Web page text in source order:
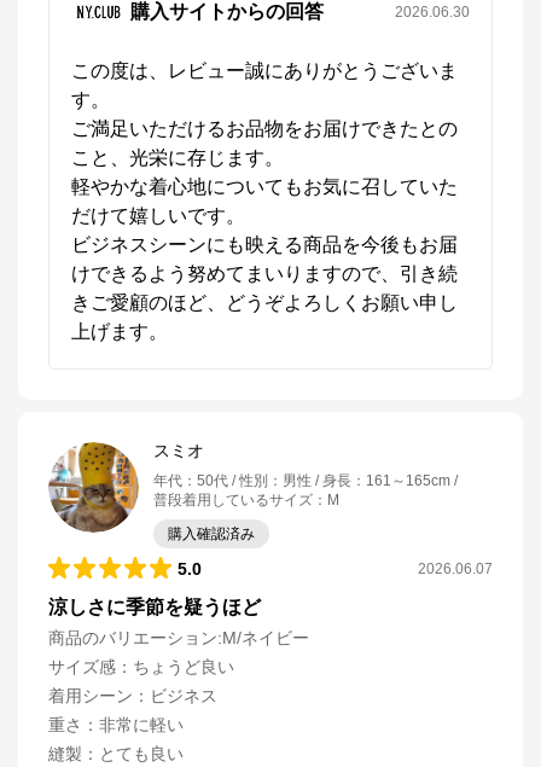
購入サイトからの回答 2026.06.30
この度は、レビュー誠にありがとうございま
す。
ご満足いただけるお品物をお届けできたとの
こと、光栄に存じます。
軽やかな着心地についてもお気に召していた
だけて嬉しいです。
ビジネスシーンにも映える商品を今後もお届
けできるよう努めてまいりますので、引き続
きご愛顧のほど、どうぞよろしくお願い申し
上げます。
スミオ
年代 ： 50代 性別 ： 男性 身長 ： 161～165cm
普段着用しているサイズ ： M
購入確認済み
5.0 2026.06.07
涼しさに季節を疑うほど
商品のバリエーション:M/ネイビー
サイズ感 ： ちょうど良い
着用シーン ： ビジネス
重さ ： 非常に軽い
縫製 ： とても良い